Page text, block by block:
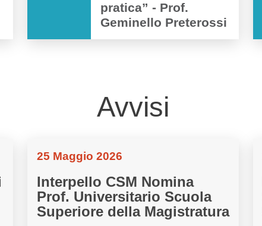
pratica” - Prof.
Geminello Preterossi
Avvisi
25 Maggio 2026
Interpello CSM Nomina
Prof. Universitario Scuola
Superiore della Magistratura